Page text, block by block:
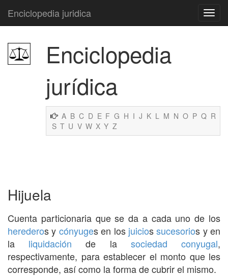
Enciclopedia juridica
Enciclopedia
jurídica
A B C D E F G H I J K L M N O P Q R
S T U V W X Y Z
Hijuela
Cuenta particionaria que se da a cada uno de los
herederos y cónyuges en los juiciossucesorios y en
la liquidación de la sociedad conyugal,
respectivamente, para establecer el monto que les
corresponde, así como la forma de cubrir el mismo.